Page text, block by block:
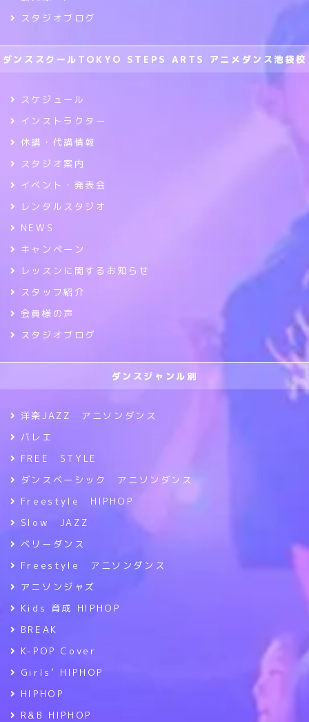
スタジオブログ
ダンススクールTOKYO STEPS ARTS アニメダンス池袋校
スケジュール
インストラクター
休講・代講情報
スタジオ案内
イベント・発表会
レンタルスタジオ
NEWS
キャンペーン
レッスンに関するお知らせ
スタッフ紹介
会員様の声
スタジオブログ
ダンスジャンル別
洋楽JAZZ アニソンダンス
バレエ
FREE STYLE
ダンスベーシック アニソンダンス
Freestyle HIPHOP
Slow JAZZ
ベリーダンス
Freestyle アニソンダンス
アニソンジャズ
Kids 育成 HIPHOP
BREAK
K-POP Cover
Girls’ HIPHOP
HIPHOP
R&B HIPHOP